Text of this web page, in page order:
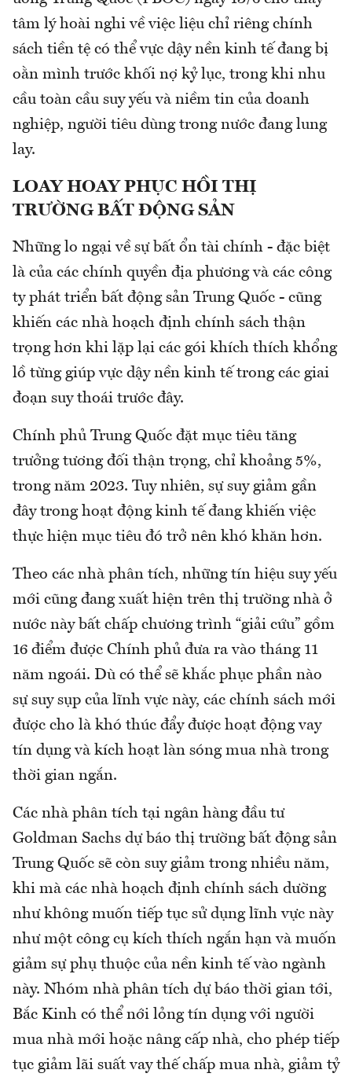
tâm lý hoài nghi về việc liệu chỉ riêng chính
sách tiền tệ có thể vực dậy nền kinh tế đang bị
oằn mình trước khối nợ kỷ lục, trong khi nhu
cầu toàn cầu suy yếu và niềm tin của doanh
nghiệp, người tiêu dùng trong nước đang lung
lay.
LOAY HOAY PHỤC HỒI THỊ
TRƯỜNG BẤT ĐỘNG SẢN
Những lo ngại về sự bất ổn tài chính - đặc biệt
là của các chính quyền địa phương và các công
ty phát triển bất động sản Trung Quốc - cũng
khiến các nhà hoạch định chính sách thận
trọng hơn khi lặp lại các gói khích thích khổng
lồ từng giúp vực dậy nền kinh tế trong các giai
đoạn suy thoái trước đây.
Chính phủ Trung Quốc đặt mục tiêu tăng
trưởng tương đối thận trọng, chỉ khoảng 5%,
trong năm 2023. Tuy nhiên, sự suy giảm gần
đây trong hoạt động kinh tế đang khiến việc
thực hiện mục tiêu đó trở nên khó khăn hơn.
Theo các nhà phân tích, những tín hiệu suy yếu
mới cũng đang xuất hiện trên thị trường nhà ở
nước này bất chấp chương trình “giải cứu” gồm
16 điểm được Chính phủ đưa ra vào tháng 11
năm ngoái. Dù có thể sẽ khắc phục phần nào
sự suy sụp của lĩnh vực này, các chính sách mới
được cho là khó thúc đẩy được hoạt động vay
tín dụng và kích hoạt làn sóng mua nhà trong
thời gian ngắn.
Các nhà phân tích tại ngân hàng đầu tư
Goldman Sachs dự báo thị trường bất động sản
Trung Quốc sẽ còn suy giảm trong nhiều năm,
khi mà các nhà hoạch định chính sách dường
như không muốn tiếp tục sử dụng lĩnh vực này
như một công cụ kích thích ngắn hạn và muốn
giảm sự phụ thuộc của nền kinh tế vào ngành
này. Nhóm nhà phân tích dự báo thời gian tới,
Bắc Kinh có thể nới lỏng tín dụng với người
mua nhà mới hoặc nâng cấp nhà, cho phép tiếp
tục giảm lãi suất vay thế chấp mua nhà, giảm tỷ